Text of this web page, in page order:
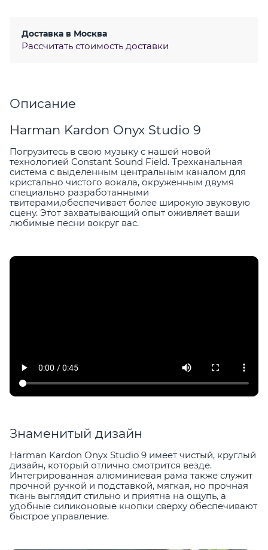
Доставка в Москва
Рассчитать стоимость доставки
Описание
Harman Kardon Onyx Studio 9
Погрузитесь в свою музыку с нашей новой
технологией Constant Sound Field. Трехканальная
система с выделенным центральным каналом для
кристально чистого вокала, окруженным двумя
специально разработанными
твитерами,обеспечивает более широкую звуковую
сцену. Этот захватывающий опыт оживляет ваши
любимые песни вокруг вас.
Знаменитый дизайн
Harman Kardon Onyx Studio 9 имеет чистый, круглый
дизайн, который отлично смотрится везде.
Интегрированная алюминиевая рама также служит
прочной ручкой и подставкой, мягкая, но прочная
ткань выглядит стильно и приятна на ощупь, а
удобные силиконовые кнопки сверху обеспечивают
быстрое управление.